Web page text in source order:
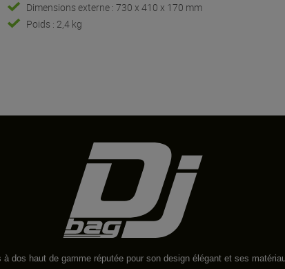
Dimensions externe : 730 x 410 x 170 mm
Poids : 2,4 kg
dos haut de gamme réputée pour son design élégant et ses